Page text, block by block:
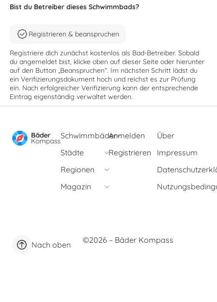
Bist du Betreiber dieses Schwimmbads?
Registrieren & beanspruchen
Registriere dich zunächst kostenlos als Bad-Betreiber. Sobald
du angemeldet bist, klicke oben auf dieser Seite oder hierunter
auf den Button „Beanspruchen“. Im nächsten Schritt lädst du
ein Verifizierungsdokument hoch und reichst es zur Prüfung
ein. Nach erfolgreicher Verifizierung kann der entsprechende
Eintrag eigenständig verwaltet werden.
Schwimmbäder
Städte
Regionen
Magazin
Anmelden
Registrieren
Über
Impressum
Nach oben ©2026 – Bäder Kompass